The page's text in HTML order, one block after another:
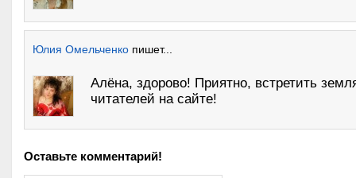
Юлия Омельченко пишет...
Алёна, здорово! Приятно, встретить
читателей на сайте!
Оставьте комментарий!